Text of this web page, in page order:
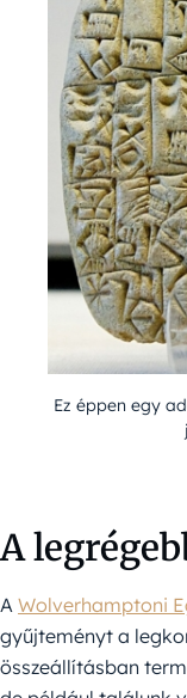
Ez éppen egy
A
A Wolverhamptoni
gyűjteményt a
összeállításban